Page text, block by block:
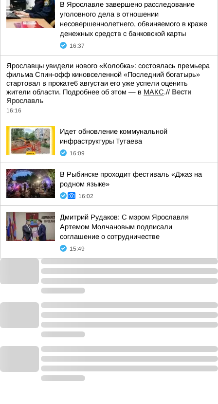
В Ярославле завершено расследование
уголовного дела в отношении
несовершеннолетнего, обвиняемого в краже
денежных средств с банковской карты
16:37
Ярославцы увидели нового «Колобка»: состоялась премьера
фильма Спин-офф киновселенной «Последний богатырь»
стартовал в прокате6 августаи его уже успели оценить
жители области. Подробнее об этом — в МАКС.// Вести
Ярославль
16:16
Идет обновление коммунальной
инфраструктуры Тутаева
16:09
В Рыбинске проходит фестиваль «Джаз на
родном языке»
16:02
Дмитрий Рудаков: С мэром Ярославля
Артемом Молчановым подписали
соглашение о сотрудничестве
15:49